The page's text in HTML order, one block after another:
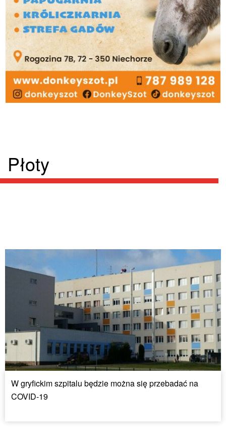
Płoty
W gryfickim szpitalu będzie można się przebadać na
COVID-19